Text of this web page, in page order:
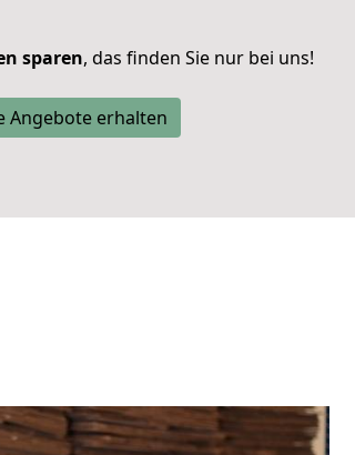
sparen, das finden Sie nur bei uns!
Angebote erhalten